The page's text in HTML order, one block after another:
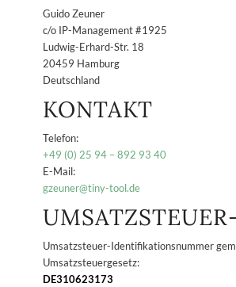
Guido Zeuner
c/o IP-Management #1925
Ludwig-Erhard-Str. 18
20459 Hamburg
Deutschland
KONTAKT
Telefon:
+49 (0) 25 94 – 892 93 40
E-Mail:
gzeuner@tiny-tool.de
Umsatzsteuer-Identifikationsnummer
Umsatzsteuergesetz:
DE310623173